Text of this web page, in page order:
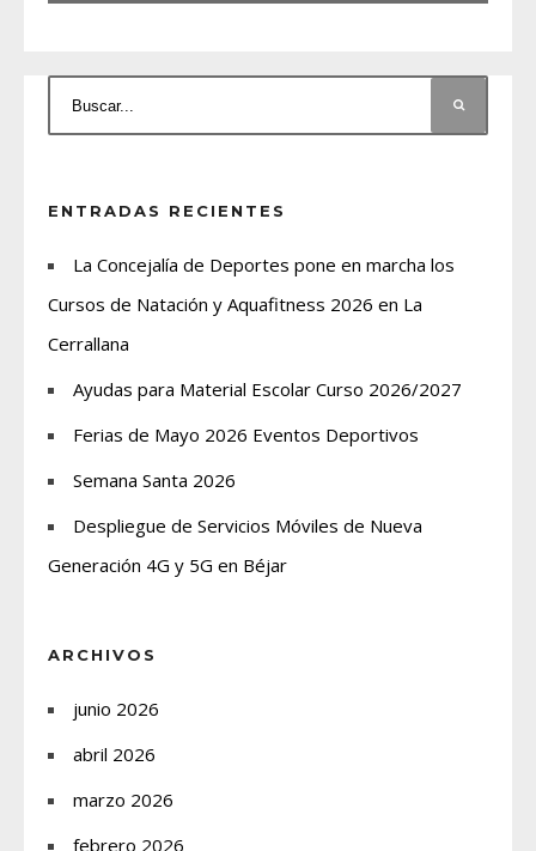
ENTRADAS RECIENTES
La Concejalía de Deportes pone en marcha los
Cursos de Natación y Aquafitness 2026 en La
Cerrallana
Ayudas para Material Escolar Curso 2026/2027
Ferias de Mayo 2026 Eventos Deportivos
Semana Santa 2026
Despliegue de Servicios Móviles de Nueva
Generación 4G y 5G en Béjar
ARCHIVOS
junio 2026
abril 2026
marzo 2026
febrero 2026